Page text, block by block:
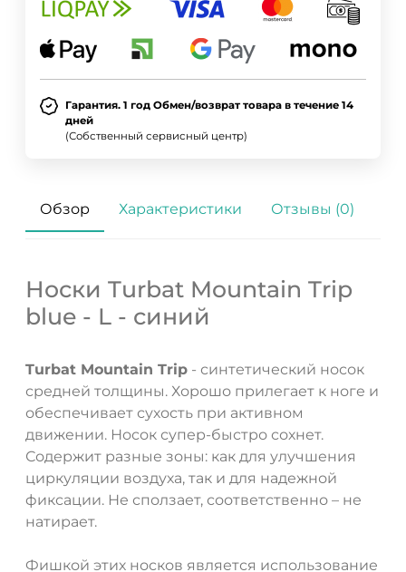
Гарантия. 1 год Обмен/возврат товара в течение 14
дней
(Собственный сервисный центр)
Обзор Характеристики Отзывы (0)
Носки Turbat Mountain Trip
blue - L - синий
Turbat Mountain Trip - синтетический носок
средней толщины. Хорошо прилегает к ноге и
обеспечивает сухость при активном
движении. Носок супер-быстро сохнет.
Содержит разные зоны: как для улучшения
циркуляции воздуха, так и для надежной
фиксации. Не сползает, соответственно – не
натирает.
Фишкой этих носков является использование